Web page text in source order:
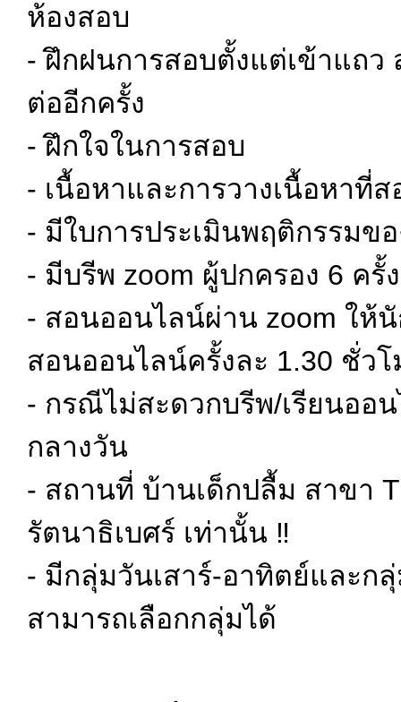
ห้องสอบ
- ฝึกฝนการสอบตั้งแต่เข้าแถ
ต่ออีกครั้ง
- ฝึกใจในการสอบ
- เนื้อหาและการวางเนื้อหาที่
- มีใบการประเมินพฤติกรรมข
- มีบรีพ zoom ผู้ปกครอง 6 ครั้ง
- สอนออนไลน์ผ่าน zoom ให้
สอนออนไลน์ครั้งละ 1.30 ชั่ว
- กรณีไม่สะดวกบรีพ/เรียนออ
กลางวัน
- สถานที่ บ้านเด็กปลื้ม สาขา
รัตนาธิเบศร์ เท่านั้น ‼️
- มีกลุ่มวันเสาร์-อาทิตย์และก
สามารถเลือกกลุ่มได้